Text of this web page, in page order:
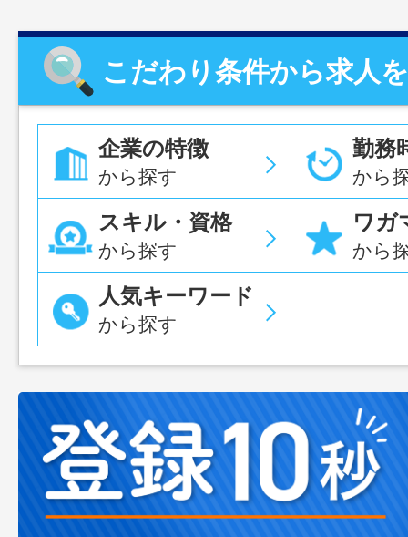
こだわり条件から求人
企業の特徴
から探す
勤務
から
スキル・資格
から探す
ワガ
から
人気キーワード
から探す